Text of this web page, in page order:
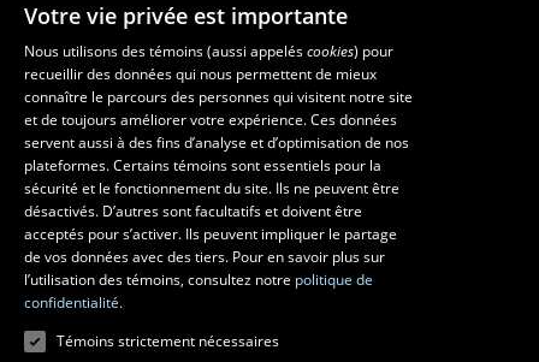
Faculté de musique
Pavillon Louis-Jacques-Casault
1055, avenue du Séminaire
, Québec (Québec)  G1V 0A6
Téléphone: 418 656-7061
Suivez-nous sur Facebook
Suivez-nous sur YouTube
Votre vie privée est importante
Nous utilisons des témoins (aussi appeléscookies) pour
recueillir des données qui nous permettent de mieux
connaître le parcours des personnes qui visitent notre site
et de toujours améliorer votre expérience. Ces données
servent aussi à des fins d’analyse et d’optimisation de nos
plateformes. Certains témoins sont essentiels pour la
sécurité et le fonctionnement du site. Ils ne peuvent être
désactivés. D’autres sont facultatifs et doivent être
acceptés pour s’activer. Ils peuvent impliquer le partage
de vos données avec des tiers. Pour en savoir plus sur
l’utilisation des témoins, consultez notre politique de
confidentialité.
Témoins strictement nécessaires